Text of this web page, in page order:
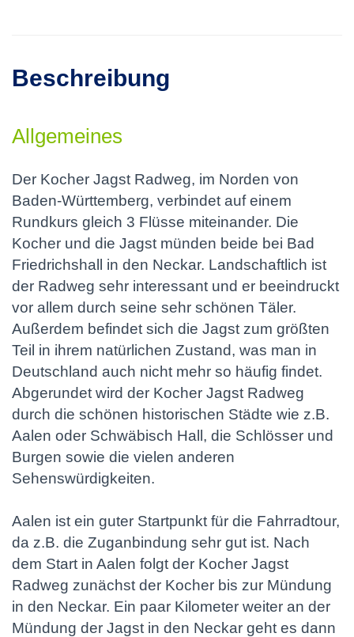
Beschreibung
Allgemeines
Der Kocher Jagst Radweg, im Norden von
Baden-Württemberg, verbindet auf einem
Rundkurs gleich 3 Flüsse miteinander. Die
Kocher und die Jagst münden beide bei Bad
Friedrichshall in den Neckar. Landschaftlich ist
der Radweg sehr interessant und er beeindruckt
vor allem durch seine sehr schönen Täler.
Außerdem befindet sich die Jagst zum größten
Teil in ihrem natürlichen Zustand, was man in
Deutschland auch nicht mehr so häufig findet.
Abgerundet wird der Kocher Jagst Radweg
durch die schönen historischen Städte wie z.B.
Aalen oder Schwäbisch Hall, die Schlösser und
Burgen sowie die vielen anderen
Sehenswürdigkeiten.
Aalen ist ein guter Startpunkt für die Fahrradtour,
da z.B. die Zuganbindung sehr gut ist. Nach
dem Start in Aalen folgt der Kocher Jagst
Radweg zunächst der Kocher bis zur Mündung
in den Neckar. Ein paar Kilometer weiter an der
Mündung der Jagst in den Neckar geht es dann